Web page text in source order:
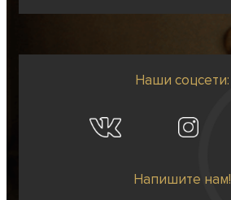
Наши соцсети:
Напишите нам!